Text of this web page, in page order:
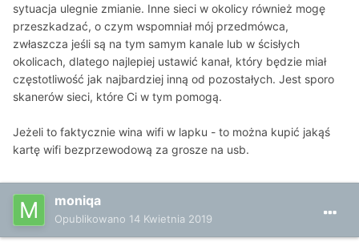
sytuacja ulegnie zmianie. Inne sieci w okolicy również mogę
przeszkadzać, o czym wspomniał mój przedmówca,
zwłaszcza jeśli są na tym samym kanale lub w ścisłych
okolicach, dlatego najlepiej ustawić kanał, który będzie miał
częstotliwość jak najbardziej inną od pozostałych. Jest sporo
skanerów sieci, które Ci w tym pomogą.
Jeżeli to faktycznie wina wifi w lapku - to można kupić jakąś
kartę wifi bezprzewodową za grosze na usb.
moniqa
Opublikowano 14 Kwietnia 2019